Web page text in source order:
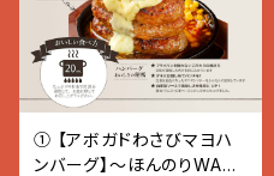
① 【アボガドわさびマヨハ
ンバーグ】〜ほんのりWASA